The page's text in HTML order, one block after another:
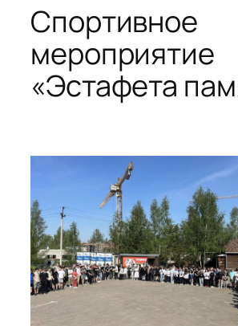
Спортивное
мероприятие
«Эстафета